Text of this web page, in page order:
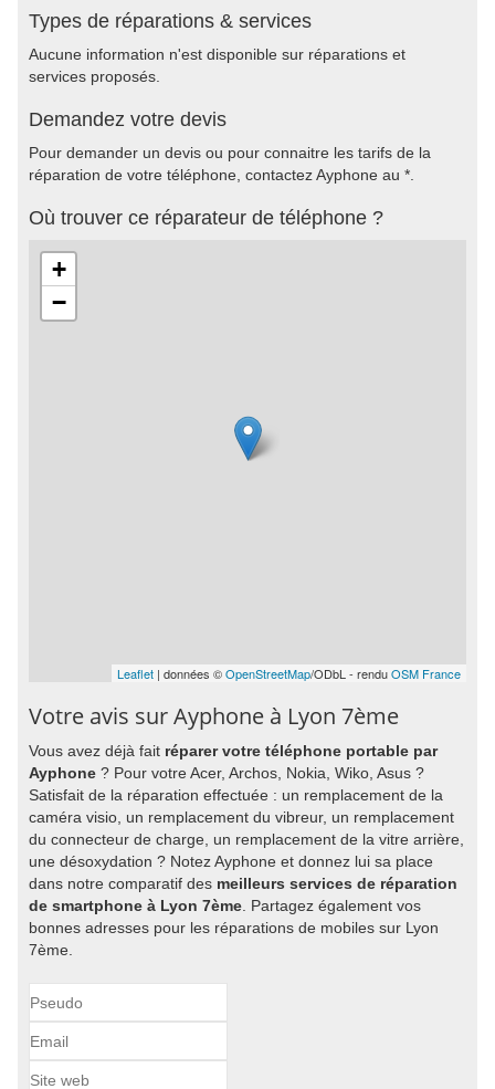
Types de réparations & services
Aucune information n'est disponible sur réparations et
services proposés.
Demandez votre devis
Pour demander un devis ou pour connaitre les tarifs de la
réparation de votre téléphone, contactez Ayphone au *.
Où trouver ce réparateur de téléphone ?
+
−
Leaflet | données ©OpenStreetMap/ODbL - renduOSM France
Votre avis sur Ayphone à Lyon 7ème
Vous avez déjà fait réparer votre téléphone portable par
Ayphone ? Pour votre Acer, Archos, Nokia, Wiko, Asus ?
Satisfait de la réparation effectuée : un remplacement de la
caméra visio, un remplacement du vibreur, un remplacement
du connecteur de charge, un remplacement de la vitre arrière,
une désoxydation ? Notez Ayphone et donnez lui sa place
dans notre comparatif des meilleurs services de réparation
de smartphone à Lyon 7ème . Partagez également vos
bonnes adresses pour les réparations de mobiles sur Lyon
7ème.